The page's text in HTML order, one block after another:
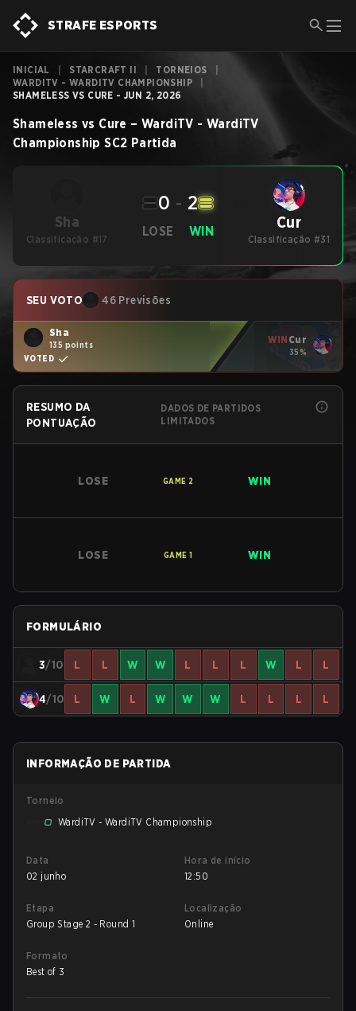
STRAFE ESPORTS
INICIAL STARCRAFT II TORNEIOS
WARDITV - WARDITV CHAMPIONSHIP
SHAMELESS VS CURE - JUN 2, 2026
Shameless vs Cure –WardiTV - WardiTV
Championship SC2 Partida
Sha
Classificação #17
LOSE
0 - 2
WIN Cur
Classificação #31
SEU VOTO 46 Previsões
Sha
135 points
VOTED
WIN Cur
35%
RESUMO DA
PONTUAÇÃO
DADOS DE PARTIDOS
LIMITADOS
LOSE GAME 2 WIN
LOSE GAME 1 WIN
FORMULÁRIO
3/10 L L W W L L L W L L
4/10 L W L W W W L L L L
INFORMAÇÃO DE PARTIDA
Torneio
WardiTV - WardiTV Championship
Data
02 junho
Hora de início
12:50
Etapa
Group Stage 2 - Round 1
Localização
Online
Formato
Best of 3